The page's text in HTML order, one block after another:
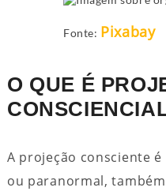
Fonte: Pixabay
O QUE É
A projeção consciente
ou paranormal, também